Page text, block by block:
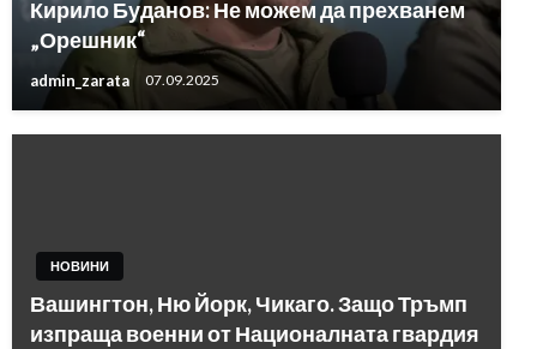
Кирило Буданов: Не можем да прехванем
„Орешник“
admin_zarata 07.09.2025
НОВИНИ
Вашингтон, Ню Йорк, Чикаго. Защо Тръмп
изпраща военни от Националната гвардия